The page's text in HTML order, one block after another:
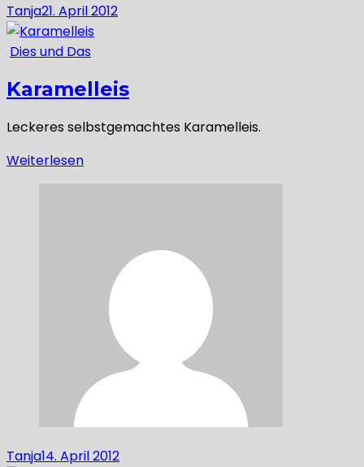
Tanja21. April 2012
Dies und Das
Karamelleis
Leckeres selbstgemachtes Karamelleis.
Weiterlesen
Tanja14. April 2012